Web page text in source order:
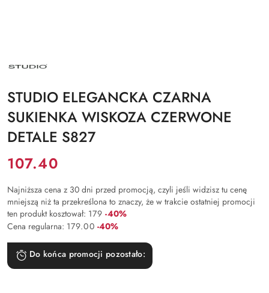
NAZWA
PRODUCENTA:
STUDIO ELEGANCKA CZARNA
SUKIENKA WISKOZA CZERWONE
DETALE S827
Cena:
107.40
Najniższa cena z 30 dni przed promocją, czyli jeśli widzisz tu cenę
mniejszą niż ta przekreślona to znaczy, że w trakcie ostatniej promocji
ten produkt kosztował: 179 Rabat:
-40%
Cena regularna: 179.00 Rabat:
-40%
Do końca promocji pozostało: